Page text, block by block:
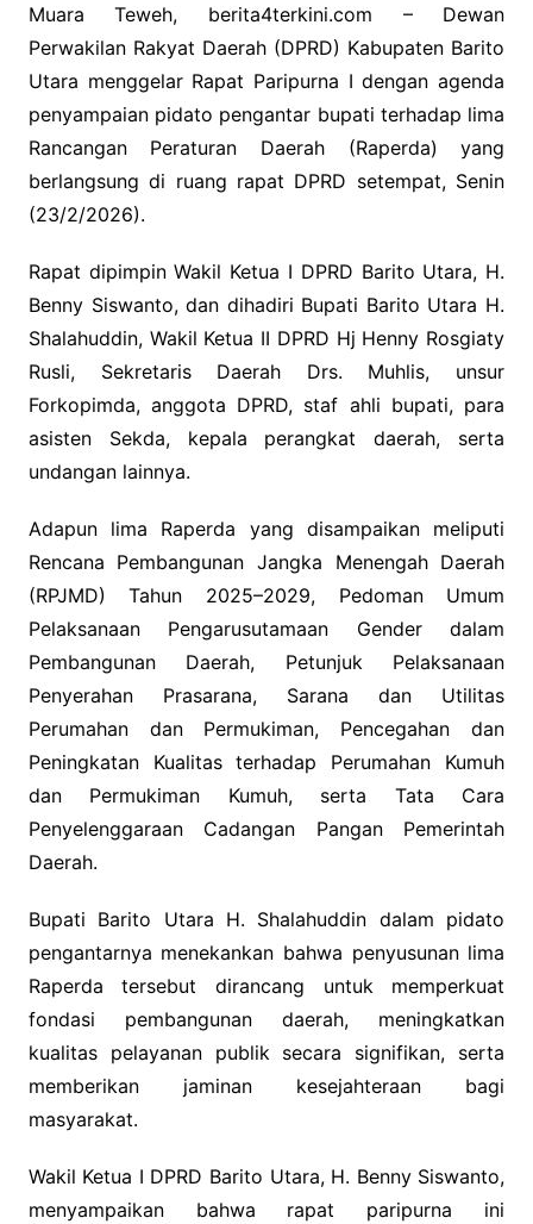
Muara Teweh, berita4terkini.com – Dewan
Perwakilan Rakyat Daerah (DPRD) Kabupaten Barito
Utara menggelar Rapat Paripurna I dengan agenda
penyampaian pidato pengantar bupati terhadap lima
Rancangan Peraturan Daerah (Raperda) yang
berlangsung di ruang rapat DPRD setempat, Senin
(23/2/2026).
Rapat dipimpin Wakil Ketua I DPRD Barito Utara, H.
Benny Siswanto, dan dihadiri Bupati Barito Utara H.
Shalahuddin, Wakil Ketua II DPRD Hj Henny Rosgiaty
Rusli, Sekretaris Daerah Drs. Muhlis, unsur
Forkopimda, anggota DPRD, staf ahli bupati, para
asisten Sekda, kepala perangkat daerah, serta
undangan lainnya.
Adapun lima Raperda yang disampaikan meliputi
Rencana Pembangunan Jangka Menengah Daerah
(RPJMD) Tahun 2025–2029, Pedoman Umum
Pelaksanaan Pengarusutamaan Gender dalam
Pembangunan Daerah, Petunjuk Pelaksanaan
Penyerahan Prasarana, Sarana dan Utilitas
Perumahan dan Permukiman, Pencegahan dan
Peningkatan Kualitas terhadap Perumahan Kumuh
dan Permukiman Kumuh, serta Tata Cara
Penyelenggaraan Cadangan Pangan Pemerintah
Daerah.
Bupati Barito Utara H. Shalahuddin dalam pidato
pengantarnya menekankan bahwa penyusunan lima
Raperda tersebut dirancang untuk memperkuat
fondasi pembangunan daerah, meningkatkan
kualitas pelayanan publik secara signifikan, serta
memberikan jaminan kesejahteraan bagi
masyarakat.
Wakil Ketua I DPRD Barito Utara, H. Benny Siswanto,
menyampaikan bahwa rapat paripurna ini